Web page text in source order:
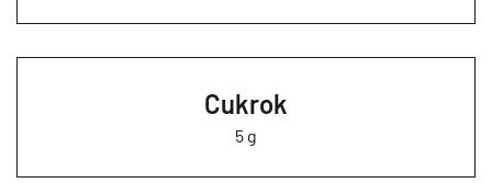
Cukrok
5 g